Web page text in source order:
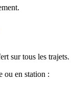
sur tous les trajets.
ou en station :